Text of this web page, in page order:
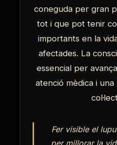
coneguda per gran
tot i que pot tenir
importants en la
afectades. La
essencial per
atenció mèdica i
Fer visible el